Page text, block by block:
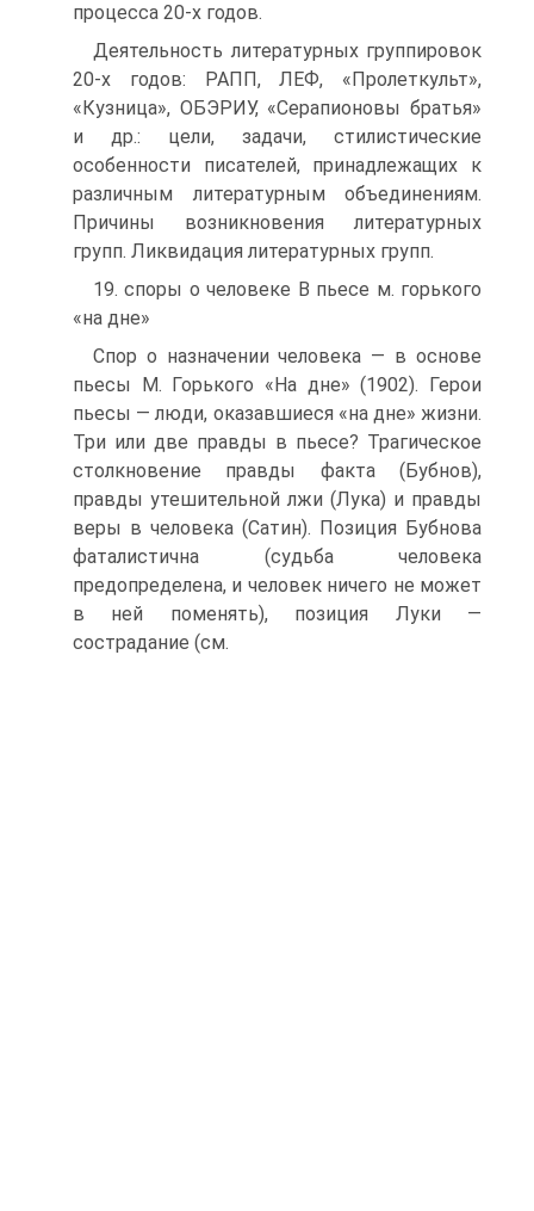
процесса 20-х годов.
Деятельность литературных группировок
20-х годов: РАПП, ЛЕФ, «Пролеткульт»,
«Кузница», ОБЭРИУ, «Серапионовы братья»
и др.: цели, задачи, стилистические
особенности писателей, принадлежащих к
различным литературным объединениям.
Причины возникновения литературных
групп. Ликвидация литературных групп.
19. споры о человеке В пьесе м. горького
«на дне»
Спор о назначении человека — в основе
пьесы М. Горького «На дне» (1902). Герои
пьесы — люди, оказавшиеся «на дне» жизни.
Три или две правды в пьесе? Трагическое
столкновение правды факта (Бубнов),
правды утешительной лжи (Лука) и правды
веры в человека (Сатин). Позиция Бубнова
фаталистична (судьба человека
предопределена, и человек ничего не может
в ней поменять), позиция Луки —
сострадание (см.